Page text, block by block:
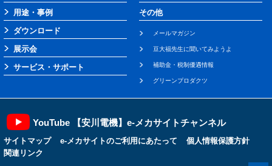
用途・事例
ダウンロード
展示会
サービス・サポート
その他
メールマガジン
豆大福先生に聞いてみようよ
補助金・税制優遇情報
グリーンプロダクツ
YouTube 【安川電機】e-メカサイトチャンネル
サイトマップ e-メカサイトのご利用にあたって
個人情報保護方針
関連リンク